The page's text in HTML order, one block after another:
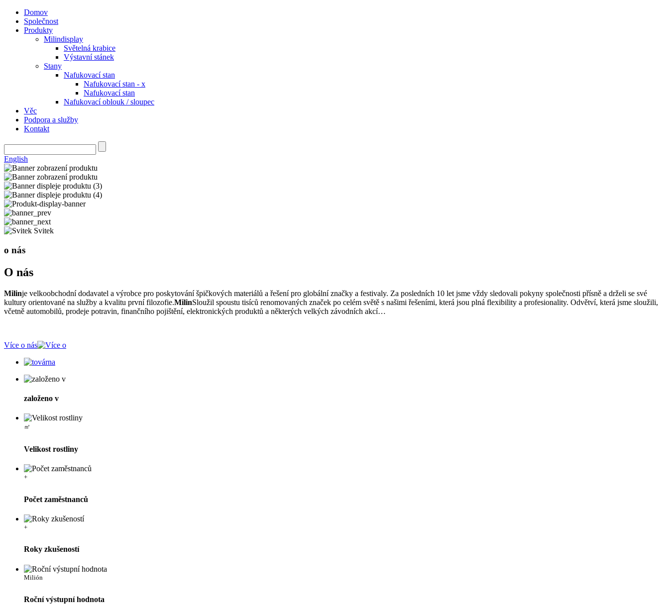
Domov
Společnost
Produkty
Milindisplay
Světelná krabice
Výstavní stánek
Stany
Nafukovací stan
Nafukovací stan - x
Nafukovací stan
Nafukovací oblouk / sloupec
Věc
Podpora a služby
Kontakt
English
Svitek
o nás
O nás
Milinje velkoobchodní dodavatel a výrobce pro poskytování špičkových materiálů a řešení pro globální značky a festivaly. Za posledních 10 let jsme vždy sledovali pokyny společnosti přísně a drželi se své
kultury orientované na služby a kvalitu první filozofie.MilinSloužil spoustu tisíců renomovaných značek po celém světě s našimi řešeními, která jsou plná flexibility a profesionality. Odvětví, která jsme sloužili,
včetně automobilů, prodeje potravin, finančního pojištění, elektronických produktů a některých velkých závodních akcí…
Více o nás
založeno v
㎡
Velikost rostliny
+
Počet zaměstnanců
+
Roky zkušeností
Milión
Roční výstupní hodnota